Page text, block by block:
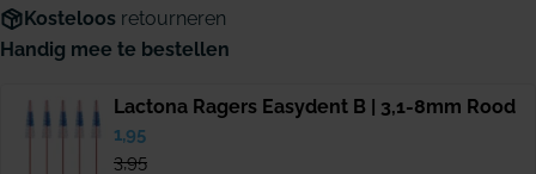
Kosteloos retourneren
Handig mee te bestellen
Lactona Ragers Easydent B | 3,1-8mm Rood
Verkoopprijs
1,95
Normale
prijs
3,95